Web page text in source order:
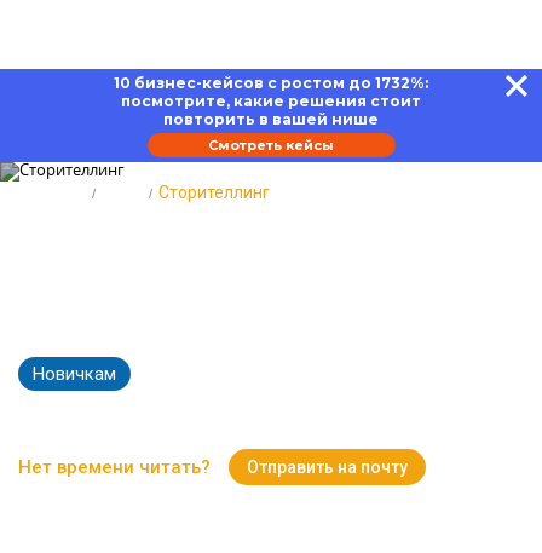
10 бизнес-кейсов с ростом до 1732%:
посмотрите, какие решения стоит
повторить в вашей нише
Смотреть кейсы
Сторителлинг
Новичкам
Нет времени читать? Отправить на почту